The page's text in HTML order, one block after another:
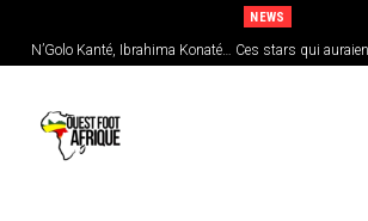
NEWS
N’Golo Kanté, Ibrahima Konaté… Ces stars qui